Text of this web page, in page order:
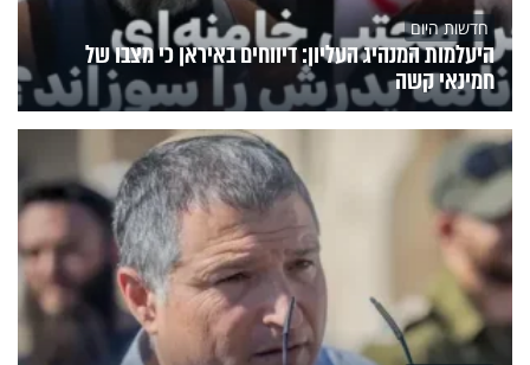
חדשות היום
היעלמות המנהיג העליון: דיווחים באיראן כי מצבו של
חמינאי קשה